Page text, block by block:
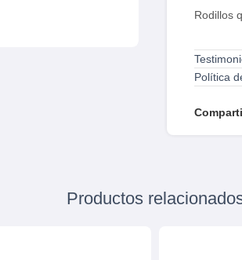
Rodillos
Medidas
Altura
peso:12
Política
Productos